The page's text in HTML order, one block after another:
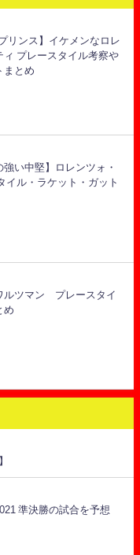
リンス】イケメンなロレ
ィ プレースタイル考察や
まとめ
い中堅】ロレンツォ・
イル・ラケット・ガット
ルツマン プレースタイ
め
準決勝の試合を予想